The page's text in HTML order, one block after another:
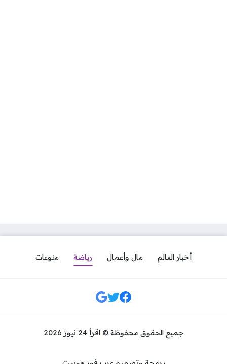
أخبار العالم مال وأعمال رياضة منوعات
مواقع التواصل
جميع الحقوق محفوظة © اقرأ 24 نيوز 2026